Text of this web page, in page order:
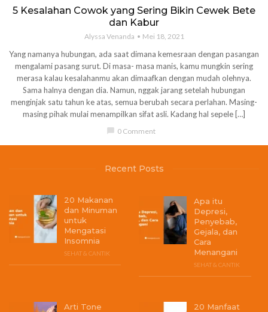
5 Kesalahan Cowok yang Sering Bikin Cewek Bete
dan Kabur
Alyssa Venanda Mei 18, 2021
Yang namanya hubungan, ada saat dimana kemesraan dengan pasangan
mengalami pasang surut. Di masa- masa manis, kamu mungkin sering
merasa kalau kesalahanmu akan dimaafkan dengan mudah olehnya.
Sama halnya dengan dia. Namun, nggak jarang setelah hubungan
menginjak satu tahun ke atas, semua berubah secara perlahan. Masing-
masing pihak mulai menampilkan sifat asli. Kadang hal sepele […]
chat_bubble 0 Comment
Recent Posts
20 Makanan
dan Minuman
untuk
Mengatasi
Insomnia
SEHAT & CANTIK
Apa itu
Depresi,
Penyebab,
Gejala, dan
Cara
Menangani
SEHAT & CANTIK
Arti Tone 20 Manfaat